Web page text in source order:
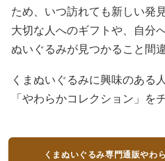
ため、いつ訪れても新しい発
大切な人へのギフトや、自分
ぬいぐるみが見つかること間
くまぬいぐるみに興味のある
「やわらかコレクション」を
くまぬいぐるみ専門通販やわ